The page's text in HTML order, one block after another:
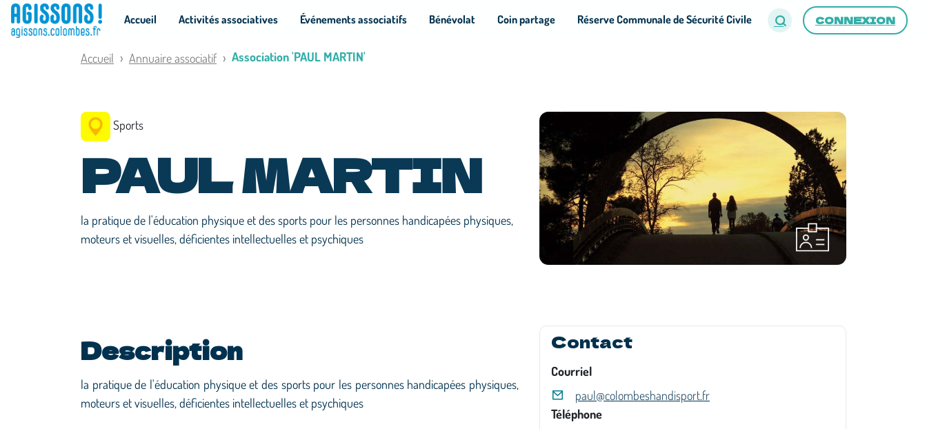
CONNEXION
Accueil Activités associatives Événements associatifs Bénévolat Coin partage Réserve Communale de Sécurité Civile
Accueil Annuaire associatif Association 'PAUL MARTIN'
Sports
PAUL MARTIN
la pratique de l'éducation physique et des sports pour les personnes handicapées physiques,
moteurs et visuelles, déficientes intellectuelles et psychiques
Description
la pratique de l'éducation physique et des sports pour les personnes handicapées physiques,
moteurs et visuelles, déficientes intellectuelles et psychiques
Contact
Courriel
paul@colombeshandisport.fr
Téléphone
Panneau de gestion des cookies